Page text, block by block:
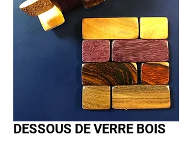
DESSOUS DE VERRE BOIS